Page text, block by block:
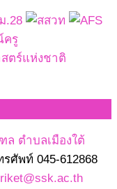
ตำบลเมืองใต้
รศัพท์ 045-612868